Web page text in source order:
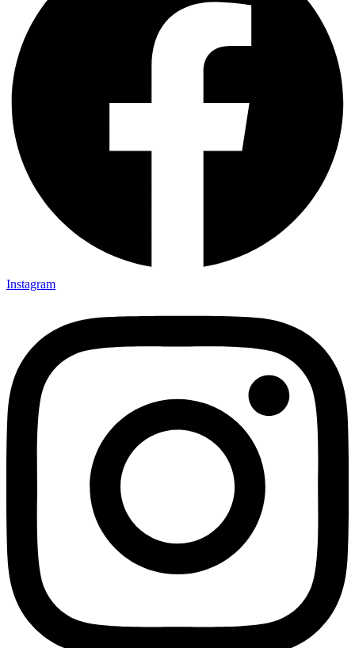
Instagram